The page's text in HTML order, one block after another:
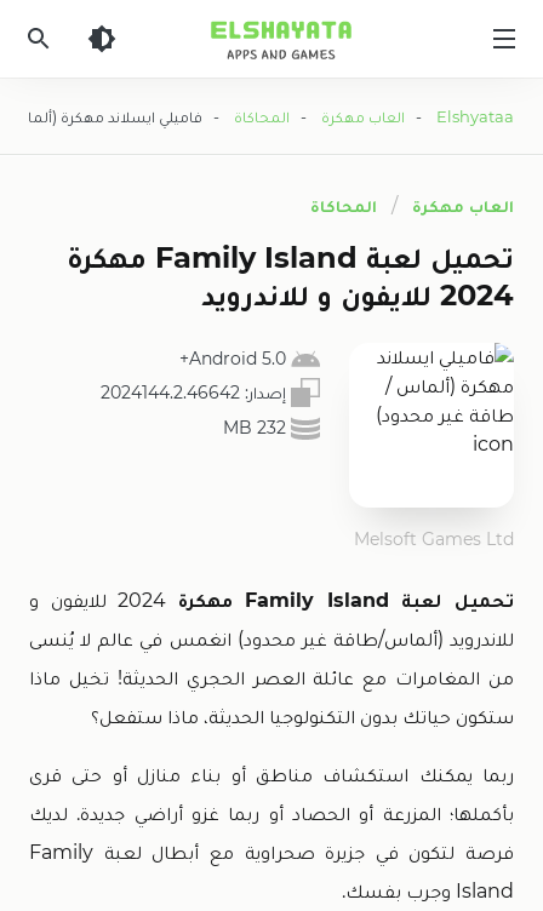
Elshyataa
- العاب مهكرة - المحاكاة - فاميلي ايسلاند مهكرة (ألماس
العاب مهكرة المحاكاة
تحميل لعبة Family Island مهكرة
2024 للايفون و للاندرويد
5.0 Android+
إصدار: 2024144.2.46642
232 MB
Melsoft Games Ltd
تحميل لعبة Family Island مهكرة
2024 للايفون و
للاندرويد (ألماس/طاقة غير محدود) انغمس في عالم لا يُنسى
من المغامرات مع عائلة العصر الحجري الحديثة! تخيل ماذا
ستكون حياتك بدون التكنولوجيا الحديثة، ماذا ستفعل؟
ربما يمكنك استكشاف مناطق أو بناء منازل أو حتى قرى
بأكملها؛ المزرعة أو الحصاد أو ربما غزو أراضي جديدة. لديك
فرصة لتكون في جزيرة صحراوية مع أبطال لعبة Family
Island وجرب بفسك.